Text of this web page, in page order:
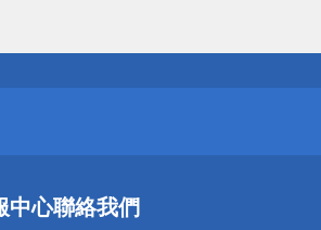
心！
心！
中心聯絡我們